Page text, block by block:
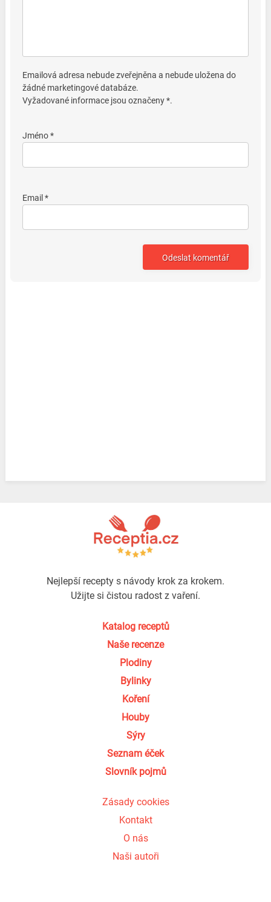
Emailová adresa nebude zveřejněna a nebude uložena do
žádné marketingové databáze.
Vyžadované informace jsou označeny *.
Jméno *
Email *
Nejlepší recepty s návody krok za krokem.
Užijte si čistou radost z vaření.
Katalog receptů
Naše recenze
Plodiny
Bylinky
Koření
Houby
Sýry
Seznam éček
Slovník pojmů
Zásady cookies
Kontakt
O nás
Naši autoři